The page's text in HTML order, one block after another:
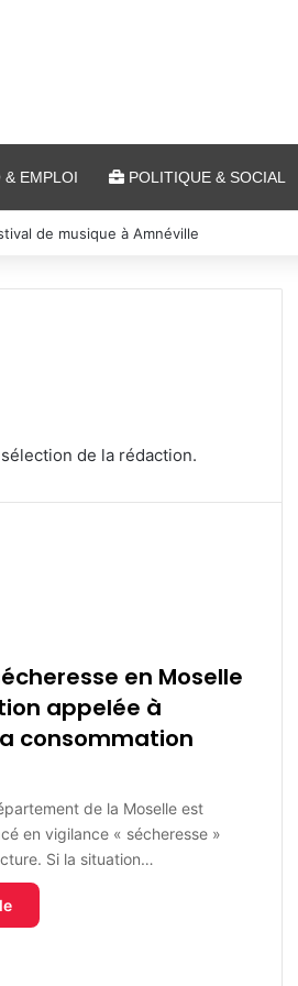
& EMPLOI POLITIQUE & SOCIAL
« Ça tombe comme à Gravelotte »
de la rédaction.
en Moselle
appelée à
consommation
de la Moselle est
en vigilance « sécheresse »
Si la situation…